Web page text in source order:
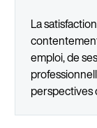
La
emploi, de
perspectives